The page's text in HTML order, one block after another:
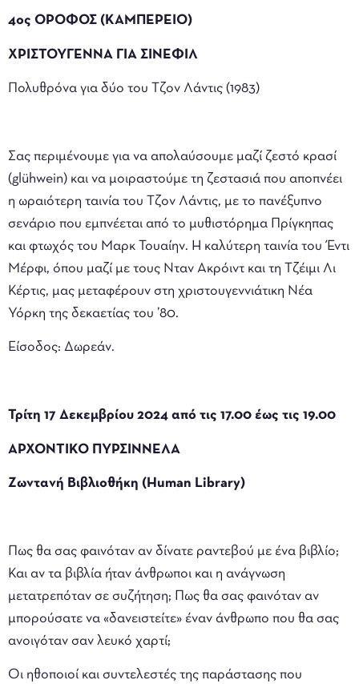
4ος ΟΡΟΦΟΣ (ΚΑΜΠΕΡΕΙΟ)
ΧΡΙΣΤΟΥΓΕΝΝΑ ΓΙΑ ΣΙΝΕΦΙΛ
Πολυθρόνα για δύο του Τζον Λάντις (1983)
Σας περιμένουμε για να απολαύσουμε μαζί ζεστό κρασί
(glühwein) και να μοιραστούμε τη ζεστασιά που αποπνέει
η ωραιότερη ταινία του Τζον Λάντις, με το πανέξυπνο
σενάριο που εμπνέεται από το μυθιστόρημα Πρίγκηπας
και φτωχός του Μαρκ Τουαίην. Η καλύτερη ταινία του Έντι
Μέρφι, όπου μαζί με τους Νταν Ακρόιντ και τη Τζέιμι Λι
Κέρτις, μας μεταφέρουν στη χριστουγεννιάτικη Νέα
Υόρκη της δεκαετίας του ’80.
Είσοδος: Δωρεάν.
Τρίτη 17 Δεκεμβρίου 2024 από τις 17.00 έως τις 19.00
ΑΡΧΟΝΤΙΚΟ ΠΥΡΣΙΝΝΕΛΑ
Ζωντανή Βιβλιοθήκη (Human Library)
Πως θα σας φαινόταν αν δίνατε ραντεβού με ένα βιβλίο;
Και αν τα βιβλία ήταν άνθρωποι και η ανάγνωση
μετατρεπόταν σε συζήτηση; Πως θα σας φαινόταν αν
μπορούσατε να «δανειστείτε» έναν άνθρωπο που θα σας
ανοιγόταν σαν λευκό χαρτί;
Οι ηθοποιοί και συντελεστές της παράστασης που